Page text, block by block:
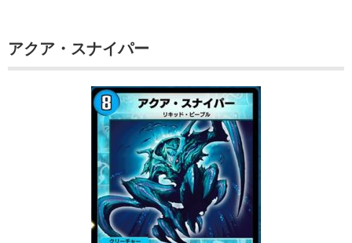
アクア・スナイパー